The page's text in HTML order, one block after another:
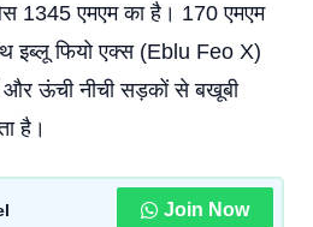
1345 एमएम का है। 170 एमएम
इब्लू फियो एक्स (Eblu Feo X)
ऊंची नीची सड़कों से बखूबी
है।
Join Now